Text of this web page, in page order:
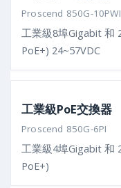
Proscend 850G-10PWI
工業級8埠Gigabit 和
PoE+) 24~57VDC
工業級PoE交換器
Proscend 850G-6PI
工業級4埠Gigabit 和
PoE+)